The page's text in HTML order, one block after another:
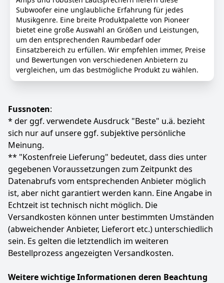
Anzeigen
Beispiel hinter Autositze oder an andere enge Stellen,
ohne viel Platz zu beanspruchen
Elegantes schwarzes Design fügt sich nahtlos in das
Fahrzeuginterieur ein
Farbe Hersteller Gewicht
Schwarz PIONEER 4 kg
Anzeigen
Subwoofer eine unglaubliche Erfahrung für jedes
Musikgenre. Eine breite Produktpalette von Pioneer
bietet eine große Auswahl an Größen und Leistungen,
um den entsprechenden Raumbedarf oder
Einsatzbereich zu erfüllen. Wir empfehlen immer, Preise
und Bewertungen von verschiedenen Anbietern zu
vergleichen, um das bestmögliche Produkt zu wählen.
Fussnoten:
* der ggf. verwendete Ausdruck "Beste" u.ä. bezieht
sich nur auf unsere ggf. subjektive persönliche
Meinung.
** "Kostenfreie Lieferung" bedeutet, dass dies unter
gegebenen Voraussetzungen zum Zeitpunkt des
Datenabrufs vom entsprechenden Anbieter möglich
ist, aber nicht garantiert werden kann. Eine Angabe in
Echtzeit ist technisch nicht möglich. Die
Versandkosten können unter bestimmten Umständen
(abweichender Anbieter, Lieferort etc.) unterschiedlich
sein. Es gelten die letztendlich im weiteren
Bestellprozess angezeigten Versandkosten.
Weitere wichtige Informationen deren Beachtung